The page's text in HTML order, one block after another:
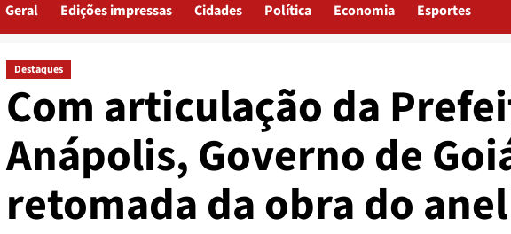
Geral Edições impressas Cidades Política Economia Esportes
Destaques
Com articulação da
Anápolis, Governo de
retomada da obra do